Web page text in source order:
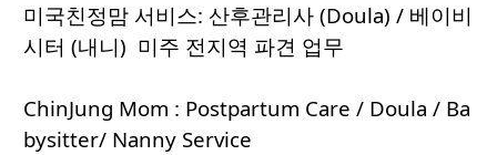
미국친정맘 서비스: 산후관리사 (Doula) / 베이비
시터 (내니) 미주 전지역 파견 업무
ChinJung Mom : Postpartum Care / Doula / Ba
bysitter/ Nanny Service